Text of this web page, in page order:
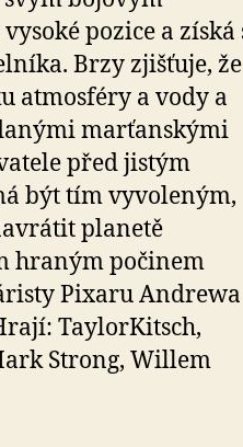
pozice a získá
Brzy zjišťuje, že
atmosféry a vody a
marťanskými
před jistým
být tím vyvoleným,
planetě
hraným počinem
Pixaru Andrewa
TaylorKitsch,
Strong, Willem